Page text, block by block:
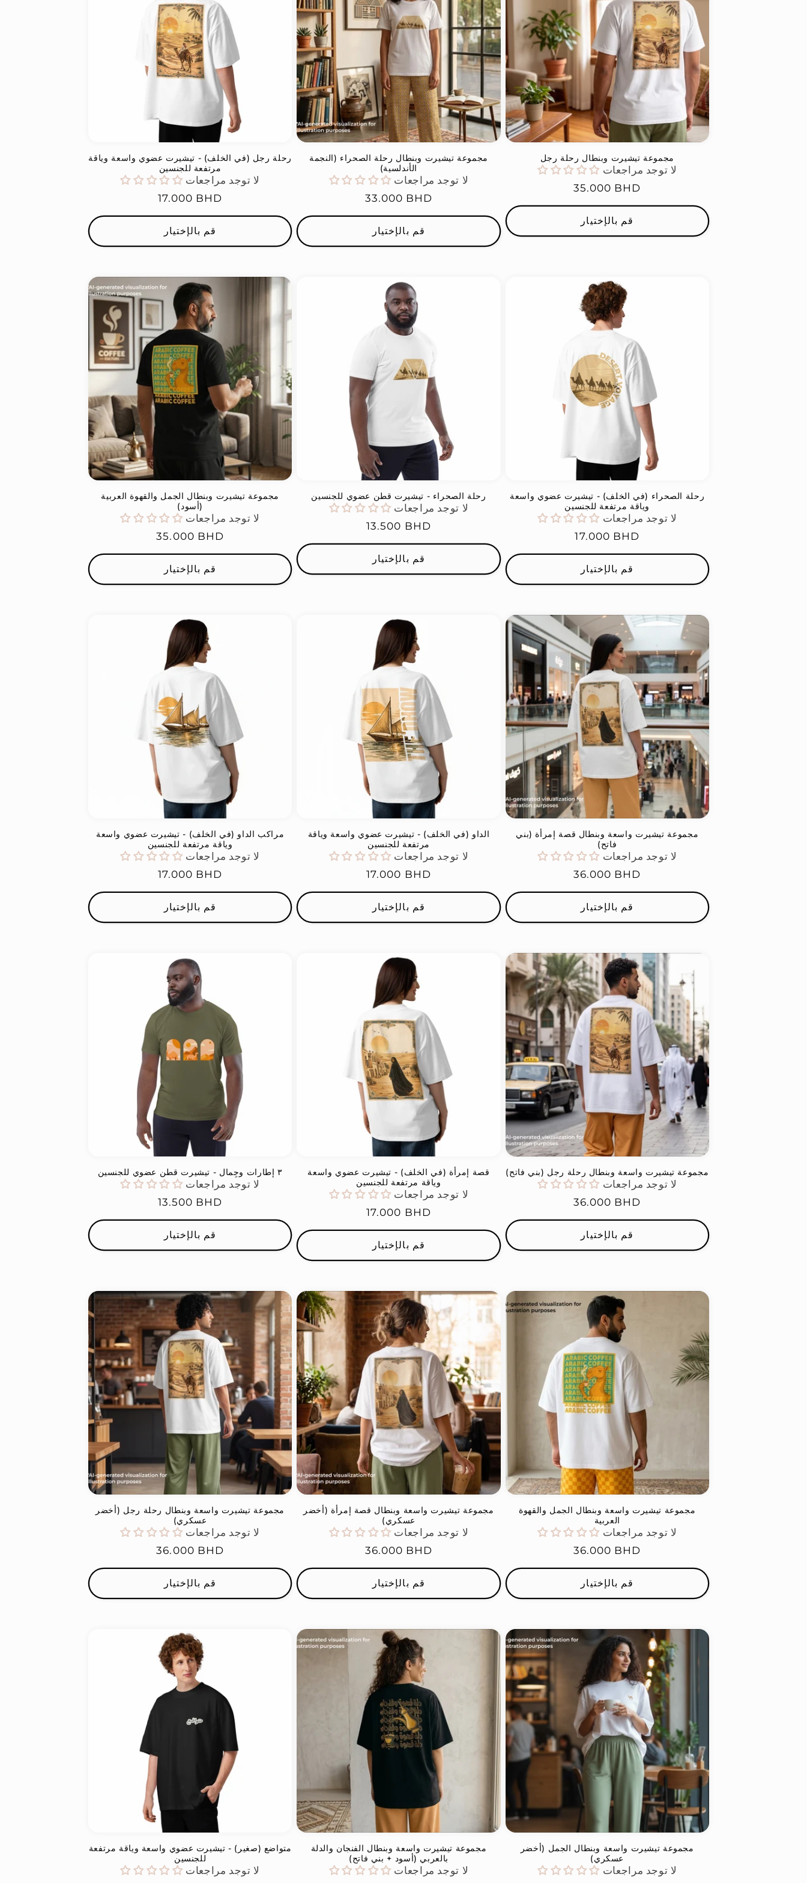
رحلة رجل (في الخلف) - تيشيرت عضوي واسعة وياقة
مرتفعة للجنسين
لا توجد مراجعات
السعر
العادي
17.000 BHD
قم بالإختيار
مجموعة تيشيرت وبنطال رحلة الصحراء (النجمة
الأندلسية)
لا توجد مراجعات
السعر
العادي
33.000 BHD
قم بالإختيار
مجموعة تيشيرت وبنطال رحلة رجل
لا توجد مراجعات
السعر
العادي
35.000 BHD
قم بالإختيار
مجموعة تيشيرت وبنطال الجمل والقهوة العربية
(أسود)
لا توجد مراجعات
السعر
العادي
35.000 BHD
قم بالإختيار
رحلة الصحراء - تيشيرت قطن عضوي للجنسين
لا توجد مراجعات
السعر
العادي
13.500 BHD
قم بالإختيار
رحلة الصحراء (في الخلف) - تيشيرت عضوي واسعة
وياقة مرتفعة للجنسين
لا توجد مراجعات
السعر
العادي
17.000 BHD
قم بالإختيار
مراكب الداو (في الخلف) - تيشيرت عضوي واسعة
وياقة مرتفعة للجنسين
لا توجد مراجعات
السعر
العادي
17.000 BHD
قم بالإختيار
الداو (في الخلف) - تيشيرت عضوي واسعة وياقة
مرتفعة للجنسين
لا توجد مراجعات
السعر
العادي
17.000 BHD
قم بالإختيار
مجموعة تيشيرت واسعة وبنطال قصة إمرأة (بني
فاتح)
لا توجد مراجعات
السعر
العادي
36.000 BHD
قم بالإختيار
٣ إطارات وجِمال - تيشيرت قطن عضوي للجنسين
لا توجد مراجعات
السعر
العادي
13.500 BHD
قم بالإختيار
قصة إمرأة (في الخلف) - تيشيرت عضوي واسعة
وياقة مرتفعة للجنسين
لا توجد مراجعات
السعر
العادي
17.000 BHD
قم بالإختيار
مجموعة تيشيرت واسعة وبنطال رحلة رجل (بني فاتح)
لا توجد مراجعات
السعر
العادي
36.000 BHD
قم بالإختيار
مجموعة تيشيرت واسعة وبنطال رحلة رجل (أخضر
عسكري)
لا توجد مراجعات
السعر
العادي
36.000 BHD
قم بالإختيار
مجموعة تيشيرت واسعة وبنطال قصة إمرأة (أخضر
عسكري)
لا توجد مراجعات
السعر
العادي
36.000 BHD
قم بالإختيار
مجموعة تيشيرت واسعة وبنطال الجمل والقهوة
العربية
لا توجد مراجعات
السعر
العادي
36.000 BHD
قم بالإختيار
متواضع (صغير) - تيشيرت عضوي واسعة وياقة مرتفعة
للجنسين
لا توجد مراجعات
مجموعة تيشيرت واسعة وبنطال الفنجان والدلة
بالعربي (أسود + بني فاتح)
لا توجد مراجعات
مجموعة تيشيرت واسعة وبنطال الجمل (أخضر
عسكري)
لا توجد مراجعات